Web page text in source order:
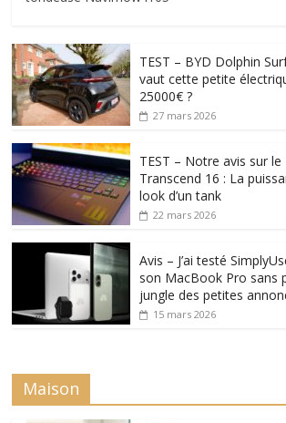
TEST – BYD Dolphin
vaut cette petite
25000€ ?
27 mars 2026
TEST – Notre avis sur le
Transcend 16 : La
look d’un tank
22 mars 2026
Avis – J’ai testé
son MacBook Pro sans
jungle des petites
15 mars 2026
Maison